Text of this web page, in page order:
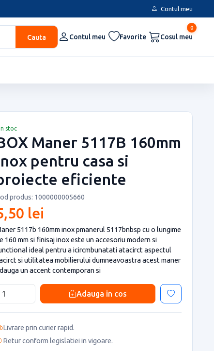
Contul meu
Cauta Contul meu Favorite
0
Cosul meu
stoc
Maner 5117B 160mm
pentru casa si
eficiente
produs: 1000000005660
lei
5117b 160mm inox pmanerul 5117bnbsp cu o lungime
160 mm si finisaj inox este un accesoriu modern si
ideal pentru a icircmbunatati atacirct aspectul
si utilitatea mobilierului dumneavoastra acest maner
un accent contemporan si
Adauga in cos
Livrare prin curier rapid.
Retur conform legislatiei in vigoare.